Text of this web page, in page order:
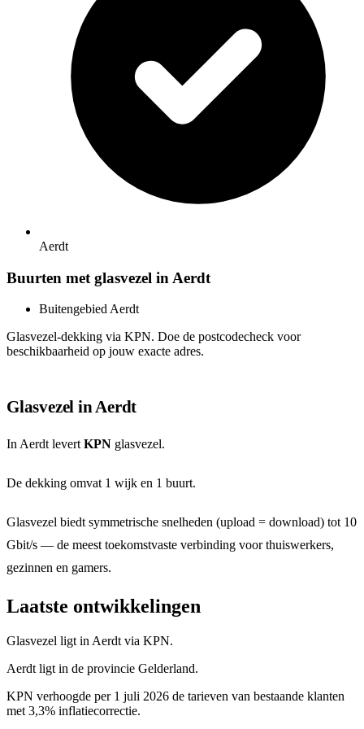
Aerdt
Buurten met glasvezel in Aerdt
Buitengebied Aerdt
Glasvezel-dekking via KPN. Doe de postcodecheck voor
beschikbaarheid op jouw exacte adres.
Glasvezel in Aerdt
In Aerdt levert KPN glasvezel.
De dekking omvat 1 wijk en 1 buurt.
Glasvezel biedt symmetrische snelheden (upload = download) tot 10
Gbit/s — de meest toekomstvaste verbinding voor thuiswerkers,
gezinnen en gamers.
Laatste ontwikkelingen
Glasvezel ligt in Aerdt via KPN.
Aerdt ligt in de provincie Gelderland.
KPN verhoogde per 1 juli 2026 de tarieven van bestaande klanten
met 3,3% inflatiecorrectie.